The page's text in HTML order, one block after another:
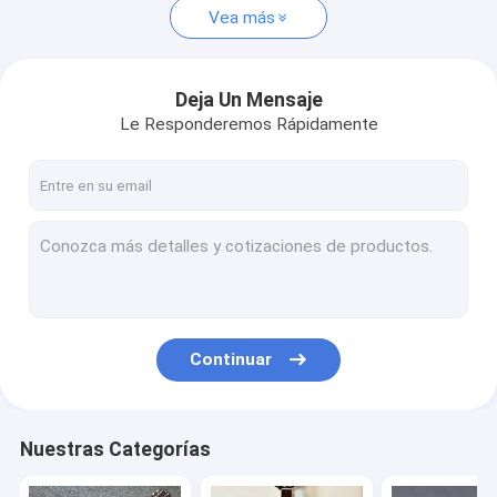
Vea más
Deja Un Mensaje
Le Responderemos Rápidamente
Continuar
Nuestras Categorías